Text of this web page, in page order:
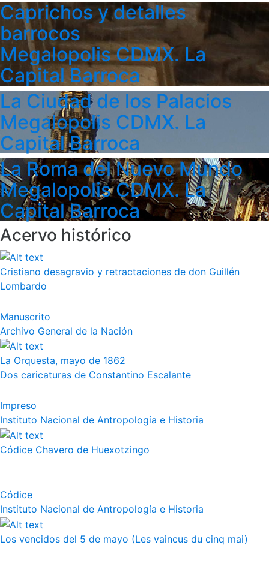
Caprichos y detalles
barrocos
Megalopolis CDMX. La
Capital Barroca
La Ciudad de los Palacios
Megalopolis CDMX. La
Capital Barroca
La Roma del Nuevo Mundo
Megalopolis CDMX. La
Capital Barroca
Acervo histórico
Cristiano desagravio y retractaciones de don Guillén
Lombardo
Manuscrito
Archivo General de la Nación
La Orquesta, mayo de 1862
Dos caricaturas de Constantino Escalante
Impreso
Instituto Nacional de Antropología e Historia
Códice Chavero de Huexotzingo
Códice
Instituto Nacional de Antropología e Historia
Los vencidos del 5 de mayo (Les vaincus du cinq mai)